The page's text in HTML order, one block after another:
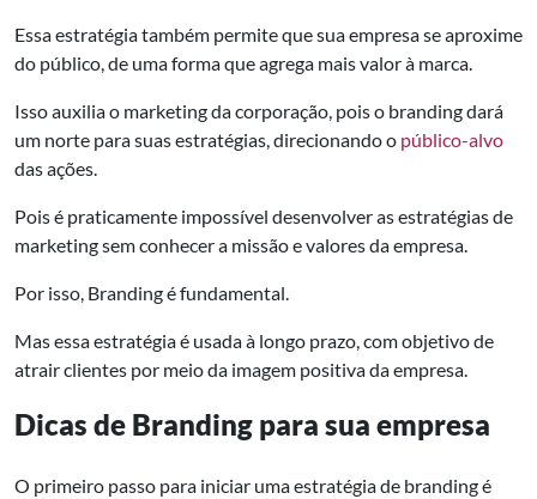
Essa estratégia também permite que sua empresa se aproxime
do público, de uma forma que agrega mais valor à marca.
Isso auxilia o marketing da corporação, pois o branding dará
um norte para suas estratégias, direcionando o público-alvo
das ações.
Pois é praticamente impossível desenvolver as estratégias de
marketing sem conhecer a missão e valores da empresa.
Por isso, Branding é fundamental.
Mas essa estratégia é usada à longo prazo, com objetivo de
atrair clientes por meio da imagem positiva da empresa.
Dicas de Branding para sua empresa
O primeiro passo para iniciar uma estratégia de branding é